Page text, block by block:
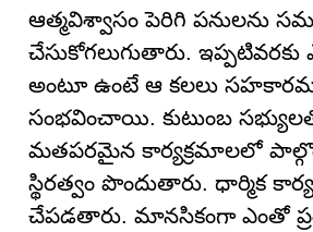
ఆత్మవిశ్వాసం పెరిగి పనులను
చేసుకోగలుగుతారు. ఇప్పటివరకు
అంటూ ఉంటే ఆ కలలు
సంభవించాయి. కుటుంబ
మతపరమైన కార్యక్రమాలలో
స్థిరత్వం పొందుతారు. ధార్మిక
చేపడతారు. మానసికంగా ఎంతో